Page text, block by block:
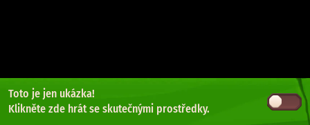
Toto je jen ukázka!
Klikněte zde hrát se skutečnými prostředky.